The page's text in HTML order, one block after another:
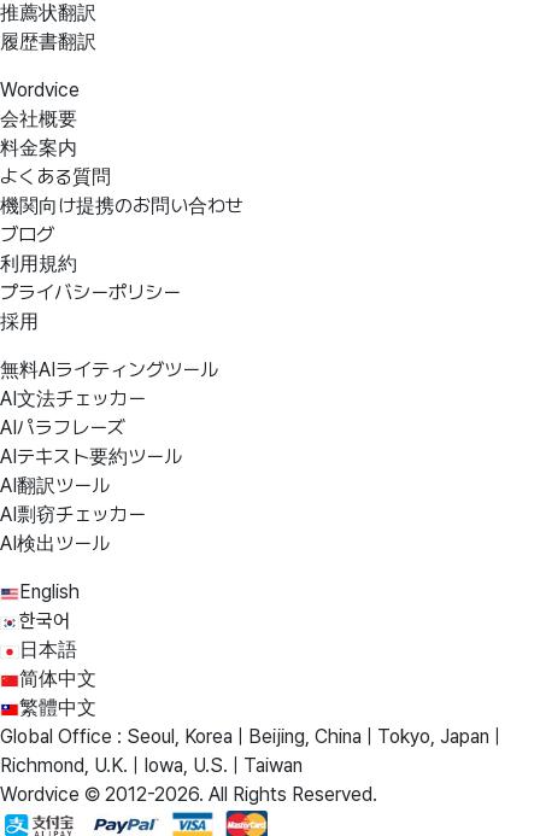
推薦状翻訳
履歴書翻訳
Wordvice
会社概要
料金案内
よくある質問
機関向け提携のお問い合わせ
ブログ
利用規約
プライバシーポリシー
採用
無料AIライティングツール
AI文法チェッカー
AIパラフレーズ
AIテキスト要約ツール
AI翻訳ツール
AI剽窃チェッカー
AI検出ツール
English
한국어
日本語
简体中文
繁體中文
Global Office : Seoul, Korea | Beijing, China | Tokyo, Japan |
Richmond, U.K. | Iowa, U.S. | Taiwan
Wordvice © 2012-2026. All Rights Reserved.